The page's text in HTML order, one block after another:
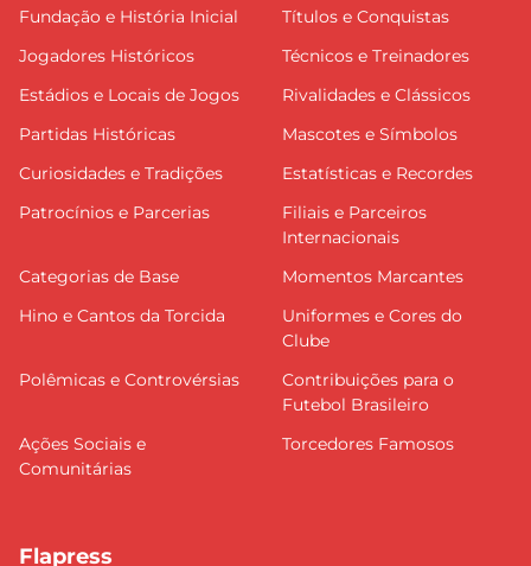
Fundação e História Inicial
Títulos e Conquistas
Jogadores Históricos
Técnicos e Treinadores
Estádios e Locais de Jogos
Rivalidades e Clássicos
Partidas Históricas
Mascotes e Símbolos
Curiosidades e Tradições
Estatísticas e Recordes
Patrocínios e Parcerias
Filiais e Parceiros
Internacionais
Categorias de Base
Momentos Marcantes
Hino e Cantos da Torcida
Uniformes e Cores do
Clube
Polêmicas e Controvérsias
Contribuições para o
Futebol Brasileiro
Ações Sociais e
Comunitárias
Torcedores Famosos
Flapress